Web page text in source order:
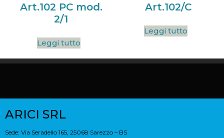
Art.102 PC mod.
2/1
Leggi tutto
Art.102/C
Leggi tutto
ARICI SRL
Sede: Via Seradello 165, 25068 Sarezzo – BS